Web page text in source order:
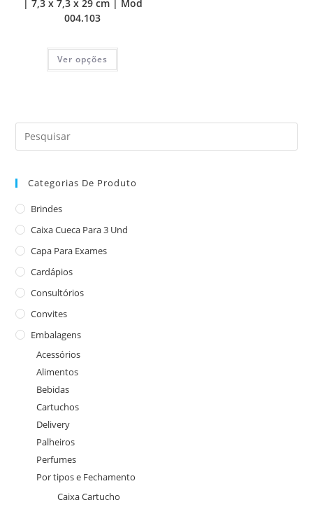
| 7,3 x 7,3 x 29 cm | Mod
004.103
Ver opções
Categorias De Produto
Brindes
Caixa Cueca Para 3 Und
Capa Para Exames
Cardápios
Consultórios
Convites
Embalagens
Acessórios
Alimentos
Bebidas
Cartuchos
Delivery
Palheiros
Perfumes
Por tipos e Fechamento
Caixa Cartucho